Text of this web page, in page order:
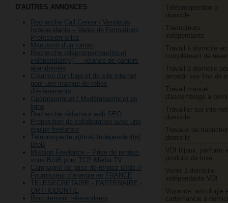
Téléprospection à
domicile
Traducteurs
indépendants
Travail à domicile en
complément de
Travail à domicile
arrondir ses fins de
Travail manuel
d'assemblage à
Travailler sur
domicile
Travaux de
domicile
VDI bijoux, parfums
produits de luxe
Vente à domicile
indépendante VDI
Voyance, astrologie
cartomancie à
D'AUTRES ANNONCES
Recherche Call Center / Vendeurs
Indépendants – Vente de Formations
Professionnelles
Manuscrit d'un roman
Recherche téléprospecteur(trice)
indépendant(e) — relance de paniers
abandonnés
Création d'un logo et de site internet
pour une marque de robes
d'évènements
Opérateur(rice) / Modérateur(rice) en
ligne
Recherche rédacteur web SEO
Proposition de collaboration avec une
équipe freelance
Téléprospecteur(trice) Indépendant(e)
BtoB
Mission Freelance – Prise de rendez-
vous BtoB pour TCP Média TV
Campagne de prise de rendez BtoB //
Fournisseur d´energie en FRANCE
TELESECRETAIRE - PARTENAIRE -
ORTHODONTIE
Recrutement televendeurs